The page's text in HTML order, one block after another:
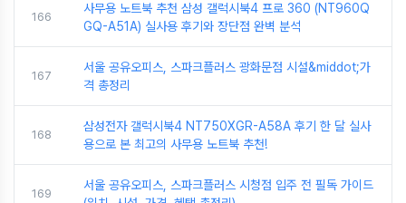
166
사무용 노트북 추천 삼성 갤럭시북4 프로 360 (NT960Q
GQ-A51A) 실사용 후기와 장단점 완벽 분석
167
서울 공유오피스, 스파크플러스 광화문점 시설&middot;가
격 총정리
168
삼성전자 갤럭시북4 NT750XGR-A58A 후기 한 달 실사
용으로 본 최고의 사무용 노트북 추천!
169
서울 공유오피스, 스파크플러스 시청점 입주 전 필독 가이드